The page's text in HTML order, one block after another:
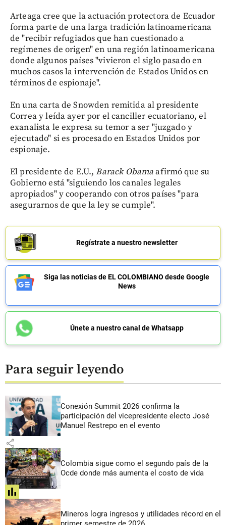
Arteaga cree que la actuación protectora de Ecuador
forma parte de una larga tradición latinoamericana
de "recibir refugiados que han cuestionado a
regímenes de origen" en una región latinoamericana
donde algunos países "vivieron el siglo pasado en
muchos casos la intervención de Estados Unidos en
términos de espionaje".
En una carta de Snowden remitida al presidente
Correa y leída ayer por el canciller ecuatoriano, el
exanalista le expresa su temor a ser "juzgado y
ejecutado" si es procesado en Estados Unidos por
espionaje.
El presidente de E.U.,Barack Obamaafirmó que su
Gobierno está "siguiendo los canales legales
apropiados" y cooperando con otros países "para
asegurarnos de que la ley se cumple".
Regístrate a nuestro newsletter
Siga las noticias de EL COLOMBIANO desde Google
News
Únete a nuestro canal de Whatsapp
Para seguir leyendo
Conexión Summit 2026 confirma la
participación del vicepresidente electo José
Manuel Restrepo en el evento
share
Colombia sigue como el segundo país de la
Ocde donde más aumenta el costo de vida
share
Mineros logra ingresos y utilidades récord en el